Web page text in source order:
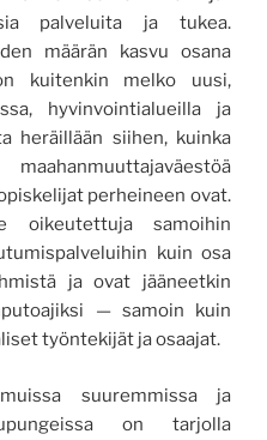
palveluita ja tukea.
määrän kasvu osana
kuitenkin melko uusi,
hyvinvointialueilla ja
heräillään siihen, kuinka
perheineen ovat.
oikeutettuja samoihin
kuin osa
ja ovat jääneetkin
— samoin kuin
työntekijät ja osaajat.
suuremmissa ja
on tarjolla